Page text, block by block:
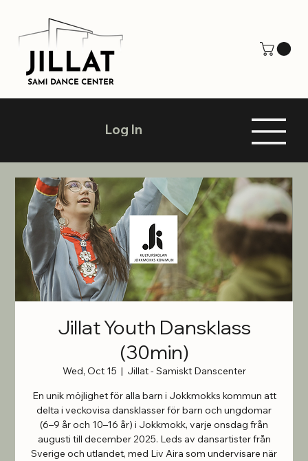
Jillat Youth Dansklass
(30min)
Wed, Oct 15
  |
Jillat - Samiskt Danscenter
En unik möjlighet för alla barn i Jokkmokks kommun att
delta i veckovisa dansklasser för barn och ungdomar
(6–9 år och 10–16 år) i Jokkmokk, varje onsdag från
augusti till december 2025. Leds av dansartister från
Sverige och utlandet, med Liv Aira som undervisare när
Log In